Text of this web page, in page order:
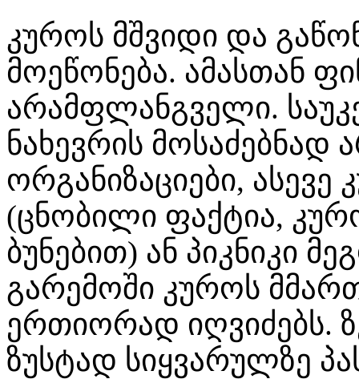
კუროს მშვიდი და
მოეწონება. ამასთან
არამფლანგველი.
ნახევრის მოსაძებნად
ორგანიზაციები, ასევე
(ცნობილი ფაქტია,
ბუნებით) ან პიკნიკი
გარემოში კუროს
ერთიორად იღვიძებს.
ზუსტად სიყვარულზე